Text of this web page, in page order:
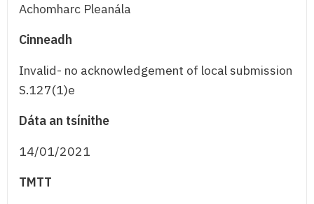
Achomharc Pleanála
Cinneadh
Invalid- no acknowledgement of local submission
S.127(1)e
Dáta an tsínithe
14/01/2021
TMTT